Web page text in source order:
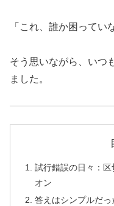
「これ、誰か困ってい
そう思いながら、いつ
ました。
試行錯誤の日々：
オン
答えはシンプルだ